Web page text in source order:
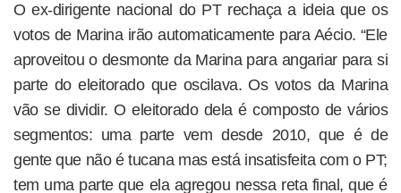
O ex-dirigente nacional do PT rechaça a ideia que os
votos de Marina irão automaticamente para Aécio. “Ele
aproveitou o desmonte da Marina para angariar para si
parte do eleitorado que oscilava. Os votos da Marina
vão se dividir. O eleitorado dela é composto de vários
segmentos: uma parte vem desde 2010, que é de
gente que não é tucana mas está insatisfeita com o PT;
tem uma parte que ela agregou nessa reta final, que é